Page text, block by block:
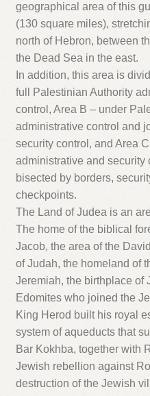
geographical area of this
(130 square miles),
north of Hebron, between
the Dead Sea in the east.
In addition, this area is
full Palestinian Authority
control, Area B – under
administrative control and
security control, and Area
administrative and security
bisected by borders,
checkpoints.
The Land of Judea is an
The home of the biblical
Jacob, the area of the
of Judah, the homeland of
Jeremiah, the birthplace of
Edomites who joined the
King Herod built his royal
system of aqueducts that
Bar Kokhba, together with
Jewish rebellion against
destruction of the Jewish